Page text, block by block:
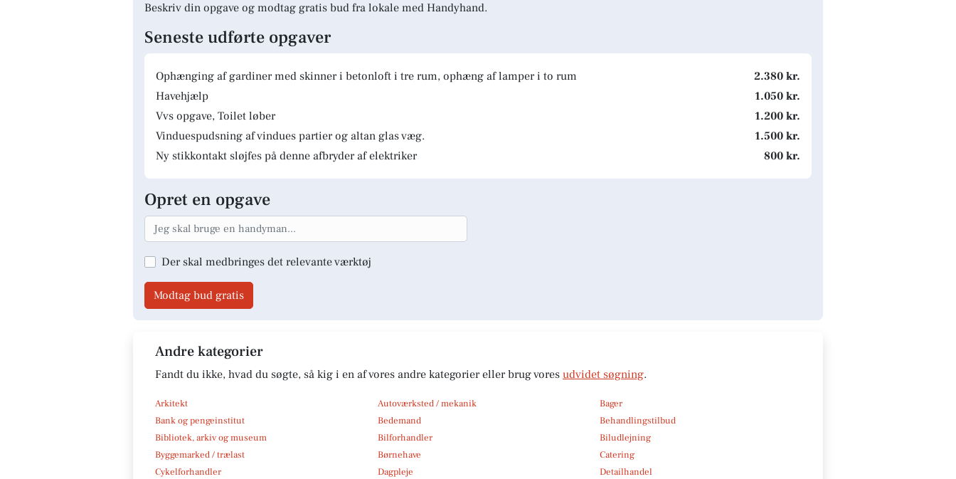
Beskriv din opgave og modtag gratis bud fra lokale med Handyhand.
Seneste udførte opgaver
Ophænging af gardiner med skinner i betonloft i tre rum, ophæng af lamper i to rum
2.380 kr.
Havehjælp
1.050 kr.
Vvs opgave, Toilet løber
1.200 kr.
Vinduespudsning af vindues partier og altan glas væg.
1.500 kr.
Ny stikkontakt sløjfes på denne afbryder af elektriker
800 kr.
Opret en opgave
Der skal medbringes det relevante værktøj
Modtag bud gratis
Andre kategorier
Fandt du ikke, hvad du søgte, så kig i en af vores andre kategorier eller brug vores udvidet søgning.
Arkitekt Autoværksted / mekanik
Bager
Bank og pengeinstitut
Bedemand
Behandlingstilbud
Bibliotek, arkiv og museum
Bilforhandler
Biludlejning
Byggemarked / trælast
Børnehave
Catering
Cykelforhandler
Dagpleje
Detailhandel